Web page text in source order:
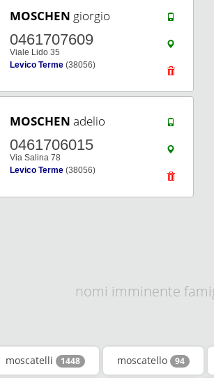
MOSCHEN giorgio
0461707609
Viale Lido 35
Levico Terme (38056)
MOSCHEN adelio
0461706015
Via Salina 78
Levico Terme (38056)
nomi imminente
moscatelli 1448 moscatello 94